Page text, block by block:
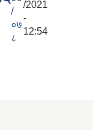
/
०७
८
/2021
-
12:54